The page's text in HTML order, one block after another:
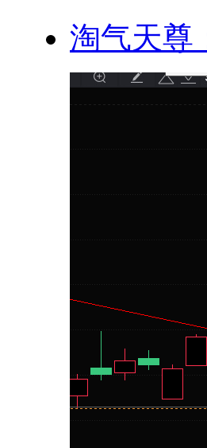
淘气天尊